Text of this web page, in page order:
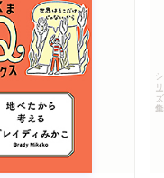
シリーズ・全集